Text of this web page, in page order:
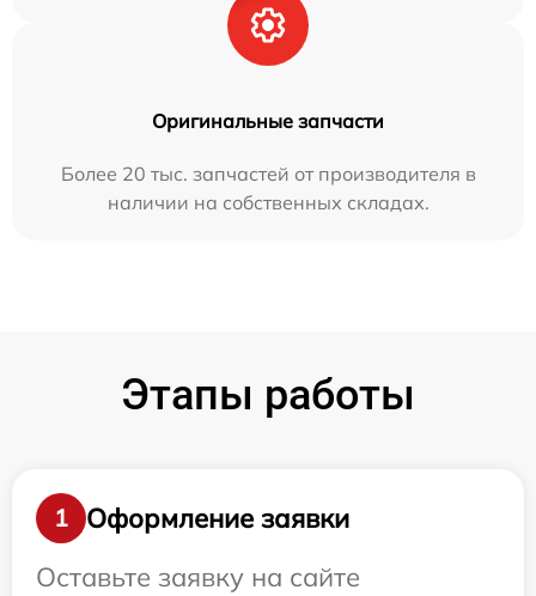
Оригинальные запчасти
Более 20 тыс. запчастей от производителя в
наличии на собственных складах.
Этапы работы
1
Оформление заявки
Оставьте заявку на сайте